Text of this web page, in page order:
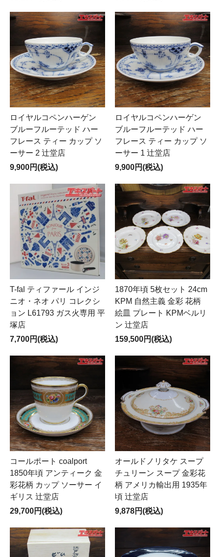
ロイヤルコペンハーゲン
ブルーフルーテッド ハー
フレース ティー カップ ソ
ーサー 2 辻堂店
9,900円(税込)
ロイヤルコペンハーゲン
ブルーフルーテッド ハー
フレース ティー カップ ソ
ーサー 1 辻堂店
9,900円(税込)
T-fal ティファール インジ
ニオ・ネオ パリ コレクシ
ョン L61793 ガス火専用 平
塚店
7,700円(税込)
1870年頃 5枚セット 24cm
KPM 自然主義 金彩 花柄
絵皿 プレート KPMベルリ
ン 辻堂店
159,500円(税込)
コールポート coalport
1850年頃 アンティーク 金
彩花柄 カップ ソーサー イ
ギリス 辻堂店
29,700円(税込)
オールドノリタケ スープ
チュリーン スープ 金彩花
柄 アメリカ輸出用 1935年
頃 辻堂店
9,878円(税込)